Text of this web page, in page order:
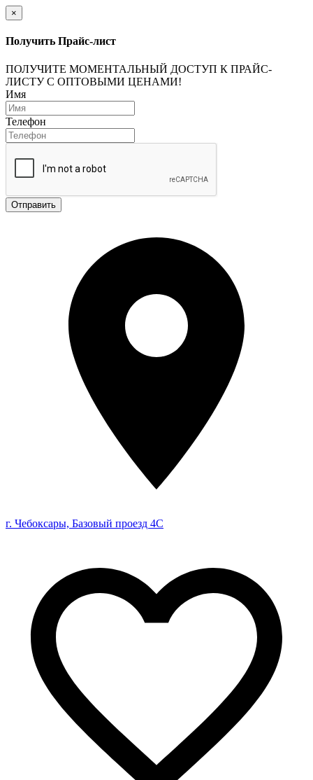
×
Получить Прайс-лист
ПОЛУЧИТЕ МОМЕНТАЛЬНЫЙ ДОСТУП К ПРАЙС-
ЛИСТУ С ОПТОВЫМИ ЦЕНАМИ!
Имя
Телефон
Отправить
г. Чебоксары, Базовый проезд 4С